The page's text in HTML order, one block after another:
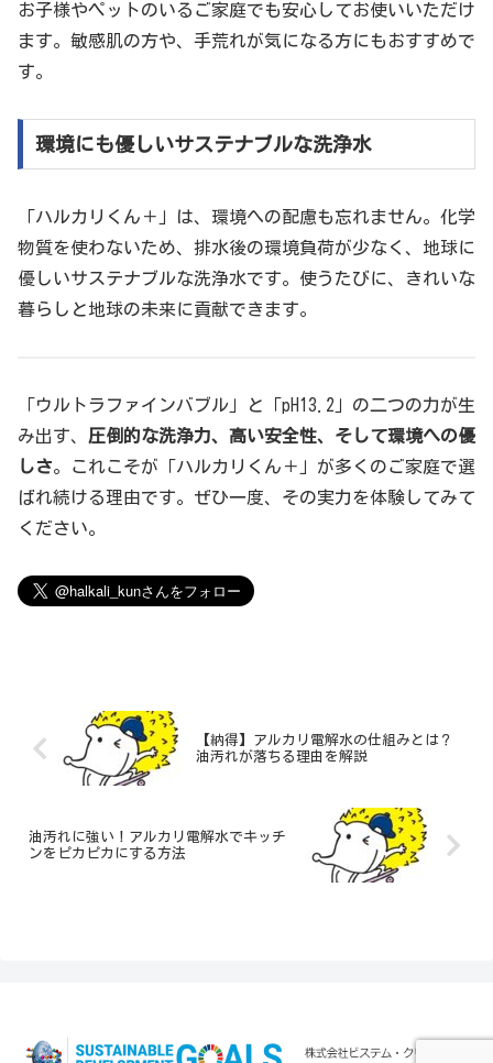
お子様やペットのいるご家庭でも安心してお使いいただけ
ます。敏感肌の方や、手荒れが気になる方にもおすすめで
す。
環境にも優しいサステナブルな洗浄水
「ハルカリくん＋」は、環境への配慮も忘れません。化学
物質を使わないため、排水後の環境負荷が少なく、地球に
優しいサステナブルな洗浄水です。使うたびに、きれいな
暮らしと地球の未来に貢献できます。
「ウルトラファインバブル」と「pH13.2」の二つの力が生
み出す、 圧倒的な洗浄力、高い安全性、そして環境への優
しさ。これこそが「ハルカリくん＋」が多くのご家庭で選
ばれ続ける理由です。ぜひ一度、その実力を体験してみて
ください。
【納得】アルカリ電解水の仕組みとは？
油汚れが落ちる理由を解説
油汚れに強い！アルカリ電解水でキッチ
ンをピカピカにする方法